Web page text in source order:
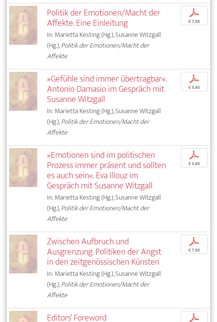
Politik der Emotionen/Macht der
Affekte. Eine Einleitung
In: Marietta Kesting (Hg.), Susanne Witzgall
(Hg.),Politik der Emotionen/Macht der
Affekte
p
€ 7,95
»Gefühle sind immer übertragbar«.
Antonio Damasio im Gespräch mit
Susanne Witzgall
In: Marietta Kesting (Hg.), Susanne Witzgall
(Hg.),Politik der Emotionen/Macht der
Affekte
p
€ 5,95
»Emotionen sind im politischen
Prozess immer präsent und sollten
es auch sein«. Eva Illouz im
Gespräch mit Susanne Witzgall
In: Marietta Kesting (Hg.), Susanne Witzgall
(Hg.),Politik der Emotionen/Macht der
Affekte
p
€ 5,95
Zwischen Aufbruch und
Ausgrenzung. Politiken der Angst
in den zeitgenössischen Künsten
In: Marietta Kesting (Hg.), Susanne Witzgall
(Hg.),Politik der Emotionen/Macht der
Affekte
p
€ 7,95
Editors’ Foreword p